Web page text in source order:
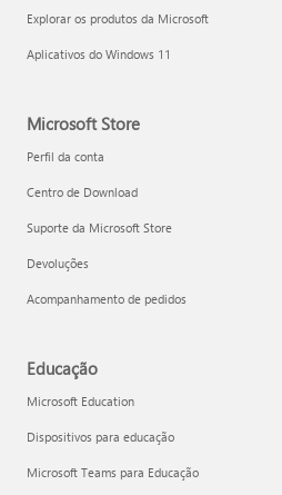
Explorar os produtos da Microsoft
Aplicativos do Windows 11
Microsoft Store
Perfil da conta
Centro de Download
Suporte da Microsoft Store
Devoluções
Acompanhamento de pedidos
Educação
Microsoft Education
Dispositivos para educação
Microsoft Teams para Educação